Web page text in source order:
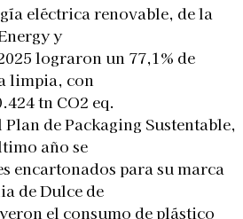
eléctrica renovable, de la
y
lograron un 77,1% de
limpia, con
tn CO2 eq.
de Packaging Sustentable,
año se
encartonados para su marca
de Dulce de
el consumo de plástico